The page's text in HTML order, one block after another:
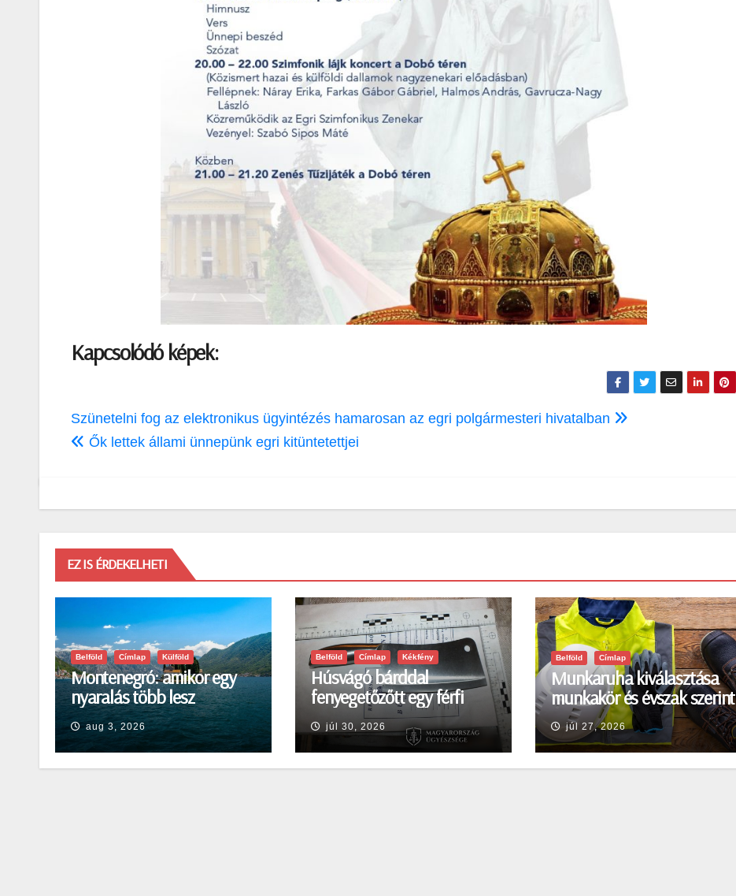
Kapcsolódó képek:
Bejegyzés
navigáció
Szünetelni fog az elektronikus ügyintézés hamarosan az egri polgármesteri hivatalban
Ők lettek állami ünnepünk egri kitüntetettjei
EZ IS ÉRDEKELHETI
Belföld Címlap Külföld
Montenegró: amikor egy
nyaralás több lesz
egyszerű pihenésnél
aug 3, 2026
Belföld Címlap Kékfény
Húsvágó bárddal
fenyegetőzőtt egy férfi
Egerben
júl 30, 2026
Belföld Címlap
Munkaruha kiválasztása
munkakör és évszak szerint
júl 27, 2026